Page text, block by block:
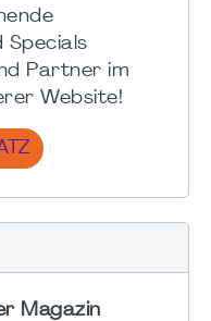
Specials
Partner im
Website!
Magazin